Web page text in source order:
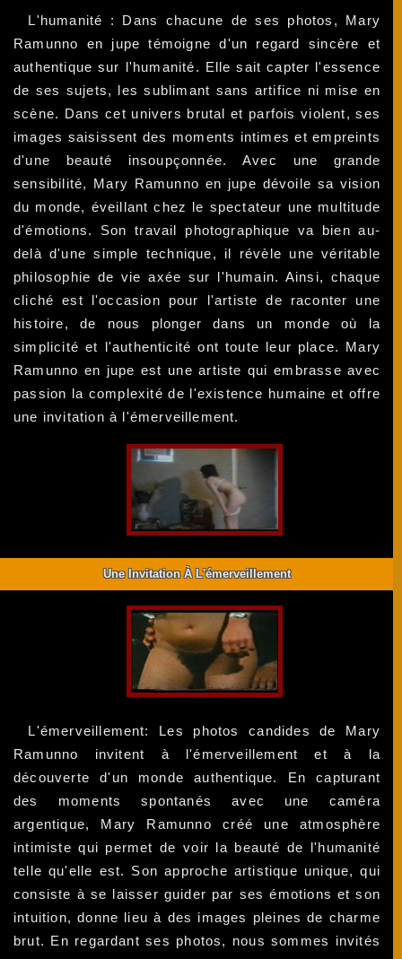
L'humanité : Dans chacune de ses photos, Mary
Ramunno en jupe témoigne d'un regard sincère et
authentique sur l'humanité. Elle sait capter l'essence
de ses sujets, les sublimant sans artifice ni mise en
scène. Dans cet univers brutal et parfois violent, ses
images saisissent des moments intimes et empreints
d'une beauté insoupçonnée. Avec une grande
sensibilité, Mary Ramunno en jupe dévoile sa vision
du monde, éveillant chez le spectateur une multitude
d'émotions. Son travail photographique va bien au-
delà d'une simple technique, il révèle une véritable
philosophie de vie axée sur l'humain. Ainsi, chaque
cliché est l'occasion pour l'artiste de raconter une
histoire, de nous plonger dans un monde où la
simplicité et l'authenticité ont toute leur place. Mary
Ramunno en jupe est une artiste qui embrasse avec
passion la complexité de l'existence humaine et offre
une invitation à l'émerveillement.
Une Invitation À L'émerveillement
L'émerveillement: Les photos candides de Mary
Ramunno invitent à l'émerveillement et à la
découverte d'un monde authentique. En capturant
des moments spontanés avec une caméra
argentique, Mary Ramunno créé une atmosphère
intimiste qui permet de voir la beauté de l'humanité
telle qu'elle est. Son approche artistique unique, qui
consiste à se laisser guider par ses émotions et son
intuition, donne lieu à des images pleines de charme
brut. En regardant ses photos, nous sommes invités